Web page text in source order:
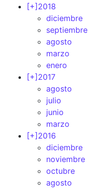
[+] 2018
diciembre
septiembre
agosto
marzo
enero
[+] 2017
agosto
julio
junio
marzo
[+] 2016
diciembre
noviembre
octubre
agosto